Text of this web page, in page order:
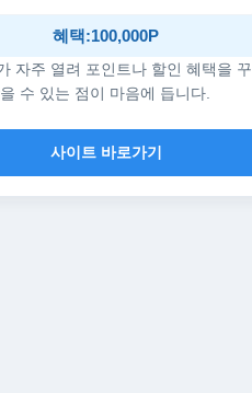
혜택:100,000P
자주 열려 포인트나 할인 혜택을 꾸
수 있는 점이 마음에 듭니다.
사이트 바로가기